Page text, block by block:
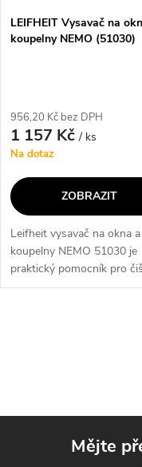
LEIFHEIT Vysavač na
koupelny NEMO (51030)
956,20 Kč bez DPH
1 157 Kč/ ks
Na dotaz
ZOBRAZIT
Leifheit vysavač na okna a
koupelny NEMO 51030 je
praktický pomocník pro
oken, zrcadel, sprchových
Mějte